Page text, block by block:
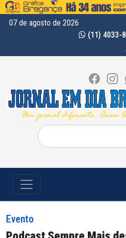
07 de agosto de 2026
(11) 4033-
Pesquisar
por:
Evento